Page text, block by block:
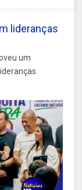
lideranças
um